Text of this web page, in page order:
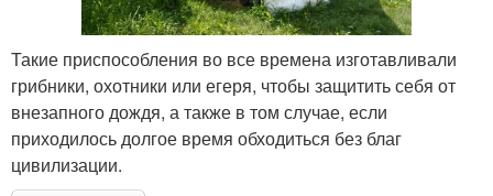
Такие приспособления во все времена изготавливали
грибники, охотники или егеря, чтобы защитить себя от
внезапного дождя, а также в том случае, если
приходилось долгое время обходиться без благ
цивилизации.